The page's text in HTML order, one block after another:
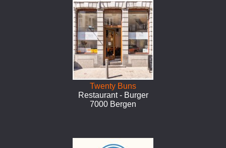
Twenty Buns
Restaurant - Burger
7000 Bergen